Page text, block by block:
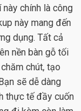
này chính là công
này mang đến
dụng. Tất cả
nền bàn gỗ tối
chút, tạo
sẽ dễ dàng
thực tế đầy cuốn